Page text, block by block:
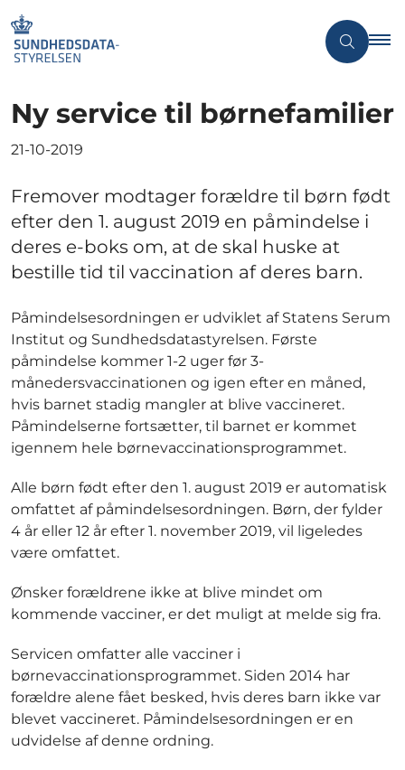
Ny service til børnefamilier
21-10-2019
Fremover modtager forældre til børn født
efter den 1. august 2019 en påmindelse i
deres e-boks om, at de skal huske at
bestille tid til vaccination af deres barn.
Påmindelsesordningen er udviklet af Statens Serum
Institut og Sundhedsdatastyrelsen. Første
påmindelse kommer 1-2 uger før 3-
månedersvaccinationen og igen efter en måned,
hvis barnet stadig mangler at blive vaccineret.
Påmindelserne fortsætter, til barnet er kommet
igennem hele børnevaccinationsprogrammet.
Alle børn født efter den 1. august 2019 er automatisk
omfattet af påmindelsesordningen. Børn, der fylder
4 år eller 12 år efter 1. november 2019, vil ligeledes
være omfattet.
Ønsker forældrene ikke at blive mindet om
kommende vacciner, er det muligt at melde sig fra.
Servicen omfatter alle vacciner i
børnevaccinationsprogrammet. Siden 2014 har
forældre alene fået besked, hvis deres barn ikke var
blevet vaccineret. Påmindelsesordningen er en
udvidelse af denne ordning.